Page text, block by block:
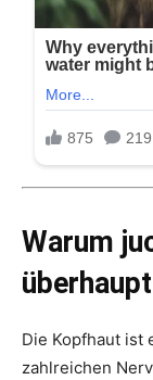
Warum
Die Kopfhaut ist
zahlreichen